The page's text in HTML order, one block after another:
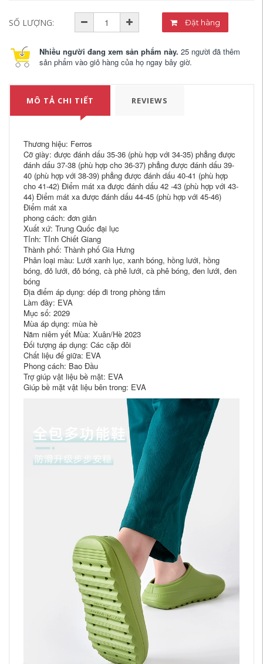
SỐ LƯỢNG: Đặt hàng
Nhiều người đang xem sản phẩm này. 25 người đã thêm
sản phẩm vào giỏ hàng của họ ngay bây giờ.
MÔ TẢ CHI TIẾT REVIEWS
Thương hiệu: Ferros
Cỡ giày: được đánh dấu 35-36 (phù hợp với 34-35) phẳng được
đánh dấu 37-38 (phù hợp cho 36-37) phẳng được đánh dấu 39-
40 (phù hợp với 38-39) phẳng được đánh dấu 40-41 (phù hợp
cho 41-42) Điểm mát xa được đánh dấu 42 -43 (phù hợp với 43-
44) Điểm mát xa được đánh dấu 44-45 (phù hợp với 45-46)
Điểm mát xa
phong cách: đơn giản
Xuất xứ: Trung Quốc đại lục
Tỉnh: Tỉnh Chiết Giang
Thành phố: Thành phố Gia Hưng
Phân loại màu: Lưới xanh lục, xanh bóng, hồng lưới, hồng
bóng, đỏ lưới, đỏ bóng, cà phê lưới, cà phê bóng, đen lưới, đen
bóng
Địa điểm áp dụng: dép đi trong phòng tắm
Làm đầy: EVA
Mục số: 2029
Mùa áp dụng: mùa hè
Năm niêm yết Mùa: Xuân/Hè 2023
Đối tượng áp dụng: Các cặp đôi
Chất liệu đế giữa: EVA
Phong cách: Bao Đầu
Trợ giúp vật liệu bề mặt: EVA
Giúp bề mặt vật liệu bên trong: EVA